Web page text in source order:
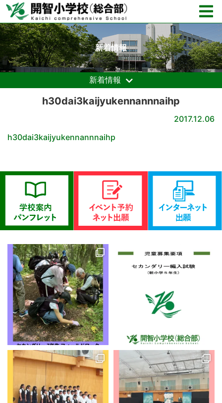
新着情報
新着情報
h30dai3kaijyukennannnaihp
2017.12.06
h30dai3kaijyukennannnaihp